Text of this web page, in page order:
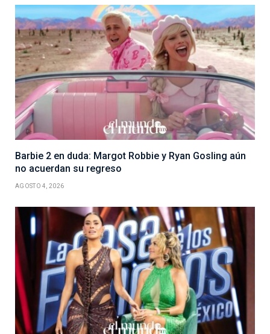
Barbie 2 en duda: Margot Robbie y Ryan Gosling aún
no acuerdan su regreso
AGOSTO 4, 2026